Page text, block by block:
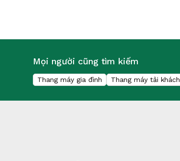
Mọi người cũng tìm kiếm
Thang máy gia đình Thang máy tải khách